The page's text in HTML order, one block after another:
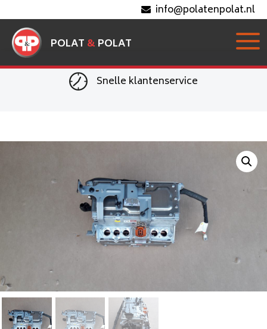
info@polatenpolat.nl
POLAT & POLAT
Snelle klantenservice